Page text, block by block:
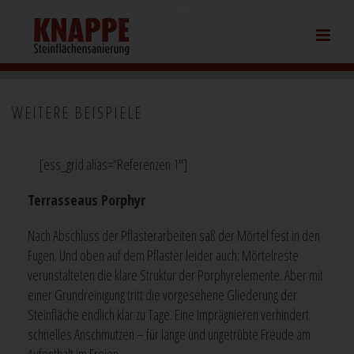
WEITERE BEISPIELE
[ess_grid alias=“Referenzen 1″]
Terrasseaus Porphyr
Nach Abschluss der Pflasterarbeiten saß der Mörtel fest in den
Fugen. Und oben auf dem Pflaster leider auch: Mörtelreste
verunstalteten die klare Struktur der Porphyrelemente. Aber mit
einer Grundreinigung tritt die vorgesehene Gliederung der
Steinfläche endlich klar zu Tage. Eine Imprägnieren verhindert
schnelles Anschmutzen – für lange und ungetrübte Freude am